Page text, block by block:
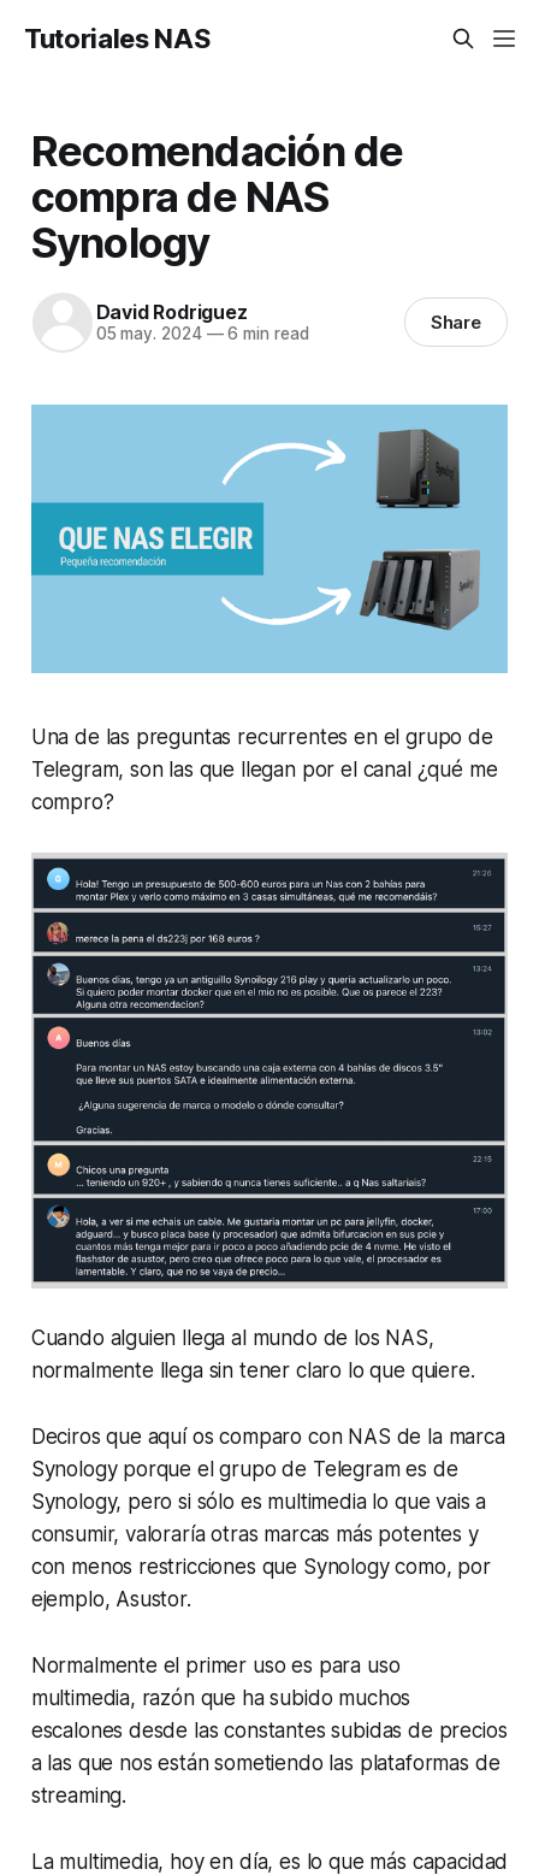
Tutoriales NAS
Recomendación de
compra de NAS
Synology
David Rodriguez
05 may. 2024 —6 min read Share
Una de las preguntas recurrentes en el grupo de
Telegram, son las que llegan por el canal ¿qué me
compro?
Cuando alguien llega al mundo de los NAS,
normalmente llega sin tener claro lo que quiere.
Deciros que aquí os comparo con NAS de la marca
Synology porque el grupo de Telegram es de
Synology, pero si sólo es multimedia lo que vais a
consumir, valoraría otras marcas más potentes y
con menos restricciones que Synology como, por
ejemplo, Asustor.
Normalmente el primer uso es para uso
multimedia, razón que ha subido muchos
escalones desde las constantes subidas de precios
a las que nos están sometiendo las plataformas de
streaming.
La multimedia, hoy en día, es lo que más capacidad